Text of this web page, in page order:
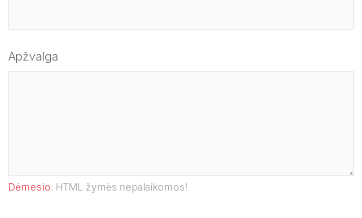
Apžvalga
Dėmesio: HTML žymės nepalaikomos!